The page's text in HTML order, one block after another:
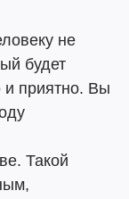
не
будет
и приятно. Вы
Такой